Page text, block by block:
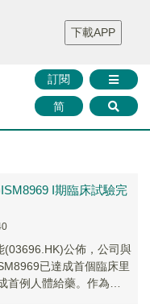
財華證券 媒體矩陣
智庫沙龍
聯絡我們
訂閱
简
下載APP
I期臨床試驗完
(03696.HK)公佈，公司與
已達成首個臨床里
首例人體給藥。作為